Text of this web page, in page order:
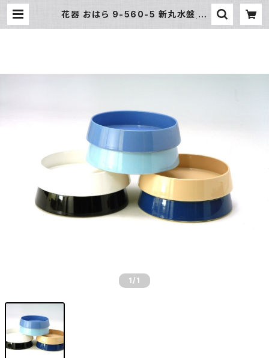
花器 おはら 9-560-5 新丸水盤 ベ
1 /1